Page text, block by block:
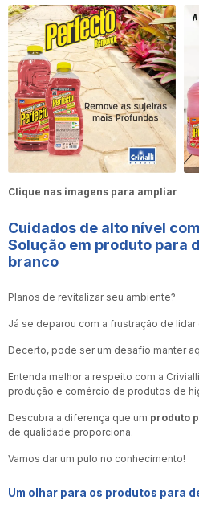
Clique nas imagens para ampliar
Cuidados de alto nível
Solução em produto para
branco
Planos de revitalizar seu ambiente?
Já se deparou com a frustração de
Decerto, pode ser um desafio manter
Entenda melhor a respeito com a
produção e comércio de produtos de
Descubra a diferença que um produto
de qualidade proporciona.
Vamos dar um pulo no conhecimento!
Um olhar para os produtos para